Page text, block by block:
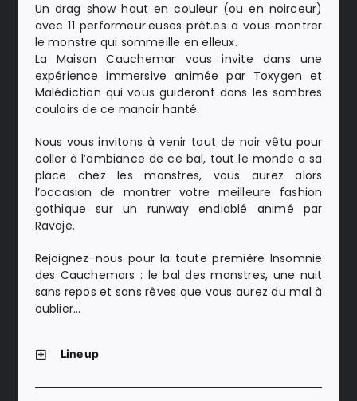
Un drag show haut en couleur (ou en noirceur)
avec 11 performeur.euses prêt.es a vous montrer
le monstre qui sommeille en elleux.
La Maison Cauchemar vous invite dans une
expérience immersive animée par Toxygen et
Malédiction qui vous guideront dans les sombres
couloirs de ce manoir hanté.
Nous vous invitons à venir tout de noir vêtu pour
coller à l’ambiance de ce bal, tout le monde a sa
place chez les monstres, vous aurez alors
l’occasion de montrer votre meilleure fashion
gothique sur un runway endiablé animé par
Ravaje.
Rejoignez-nous pour la toute première Insomnie
des Cauchemars : le bal des monstres, une nuit
sans repos et sans rêves que vous aurez du mal à
oublier…
Line up